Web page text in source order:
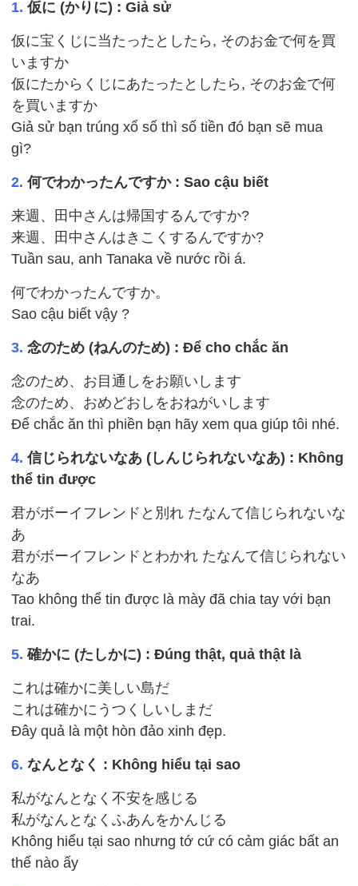
1. 仮に (かりに) : Giả sử
仮に宝くじに当たったとしたら, そのお金で何を買
いますか
仮にたからくじにあたったとしたら, そのお金で何
を買いますか
Giả sử bạn trúng xổ số thì số tiền đó bạn sẽ mua
gì?
2. 何でわかったんですか : Sao cậu biết
来週、田中さんは帰国するんですか?
来週、田中さんはきこくするんですか?
Tuần sau, anh Tanaka về nước rồi á.
何でわかったんですか。
Sao cậu biết vậy ?
3. 念のため (ねんのため) : Để cho chắc ăn
念のため、お目通しをお願いします
念のため、おめどおしをおねがいします
Để chắc ăn thì phiền bạn hãy xem qua giúp tôi nhé.
4. 信じられないなあ (しんじられないなあ) : Không
thể tin được
君がボーイフレンドと別れ たなんて信じられないな
あ
君がボーイフレンドとわかれ たなんて信じられない
なあ
Tao không thể tin được là mày đã chia tay với bạn
trai.
5. 確かに (たしかに) : Đúng thật, quả thật là
これは確かに美しい島だ
これは確かにうつくしいしまだ
Đây quả là một hòn đảo xinh đẹp.
6. なんとなく : Không hiểu tại sao
私がなんとなく不安を感じる
私がなんとなくふあんをかんじる
Không hiểu tại sao nhưng tớ cứ có cảm giác bất an
thế nào ấy